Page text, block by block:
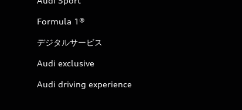
Formula 1®
デジタルサービス
Audi exclusive
Audi driving experience